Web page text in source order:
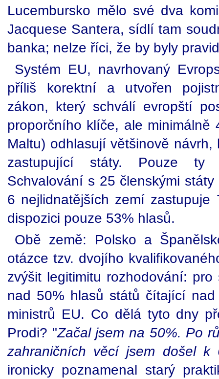
Lucembursko mělo své dva
Jacquese Santera, sídlí tam
banka; nelze říci, že by byly
Systém EU, navrhovaný
příliš korektní a utvořen
zákon, který schválí evropští
proporčního klíče, ale
Maltu) odhlasují většinově
zastupující státy. Pouze ty
Schvalování s 25 členskými
6 nejlidnatějších zemí
dispozici pouze 53% hlasů.
Obě země: Polsko a
otázce tzv. dvojího
zvýšit legitimitu rozhodování:
nad 50% hlasů států čítající
ministrů EU. Co dělá tyto dny
Prodi? "Začal jsem na 50%. Po
zahraničních věcí jsem došel
ironicky poznamenal starý